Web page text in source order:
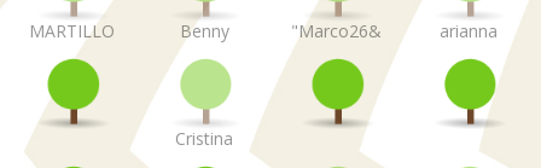
MARTILLO Benny "Marco26& arianna
Cristina